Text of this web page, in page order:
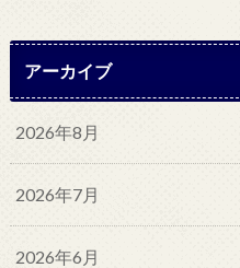
アーカイブ
2026年8月
2026年7月
2026年6月